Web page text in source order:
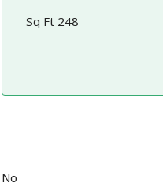
248 Sq Ft
No